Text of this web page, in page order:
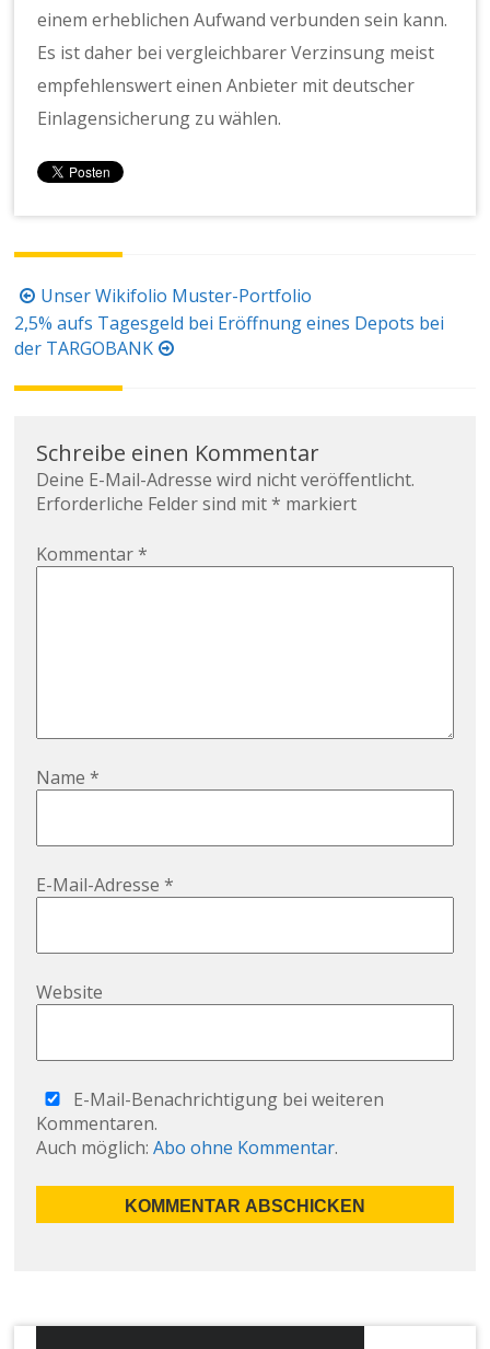
einem erheblichen Aufwand verbunden sein kann.
Es ist daher bei vergleichbarer Verzinsung meist
empfehlenswert einen Anbieter mit deutscher
Einlagensicherung zu wählen.
Beitragsnavigation
Unser Wikifolio Muster-Portfolio
2,5% aufs Tagesgeld bei Eröffnung eines Depots bei
der TARGOBANK
Schreibe einen Kommentar
Deine E-Mail-Adresse wird nicht veröffentlicht.
Erforderliche Felder sind mit* markiert
Kommentar*
Name*
E-Mail-Adresse*
Website
E-Mail-Benachrichtigung bei weiteren
Kommentaren.
Auch möglich:Abo ohne Kommentar.